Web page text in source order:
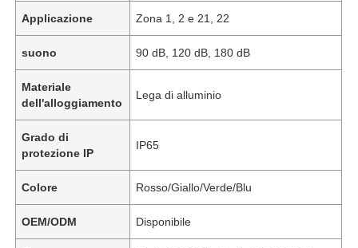
Applicazione Zona 1, 2 e 21, 22
suono 90 dB, 120 dB, 180 dB
Materiale
dell'alloggiamento
Lega di alluminio
Grado di
protezione IP
IP65
Colore Rosso/Giallo/Verde/Blu
OEM/ODM Disponibile